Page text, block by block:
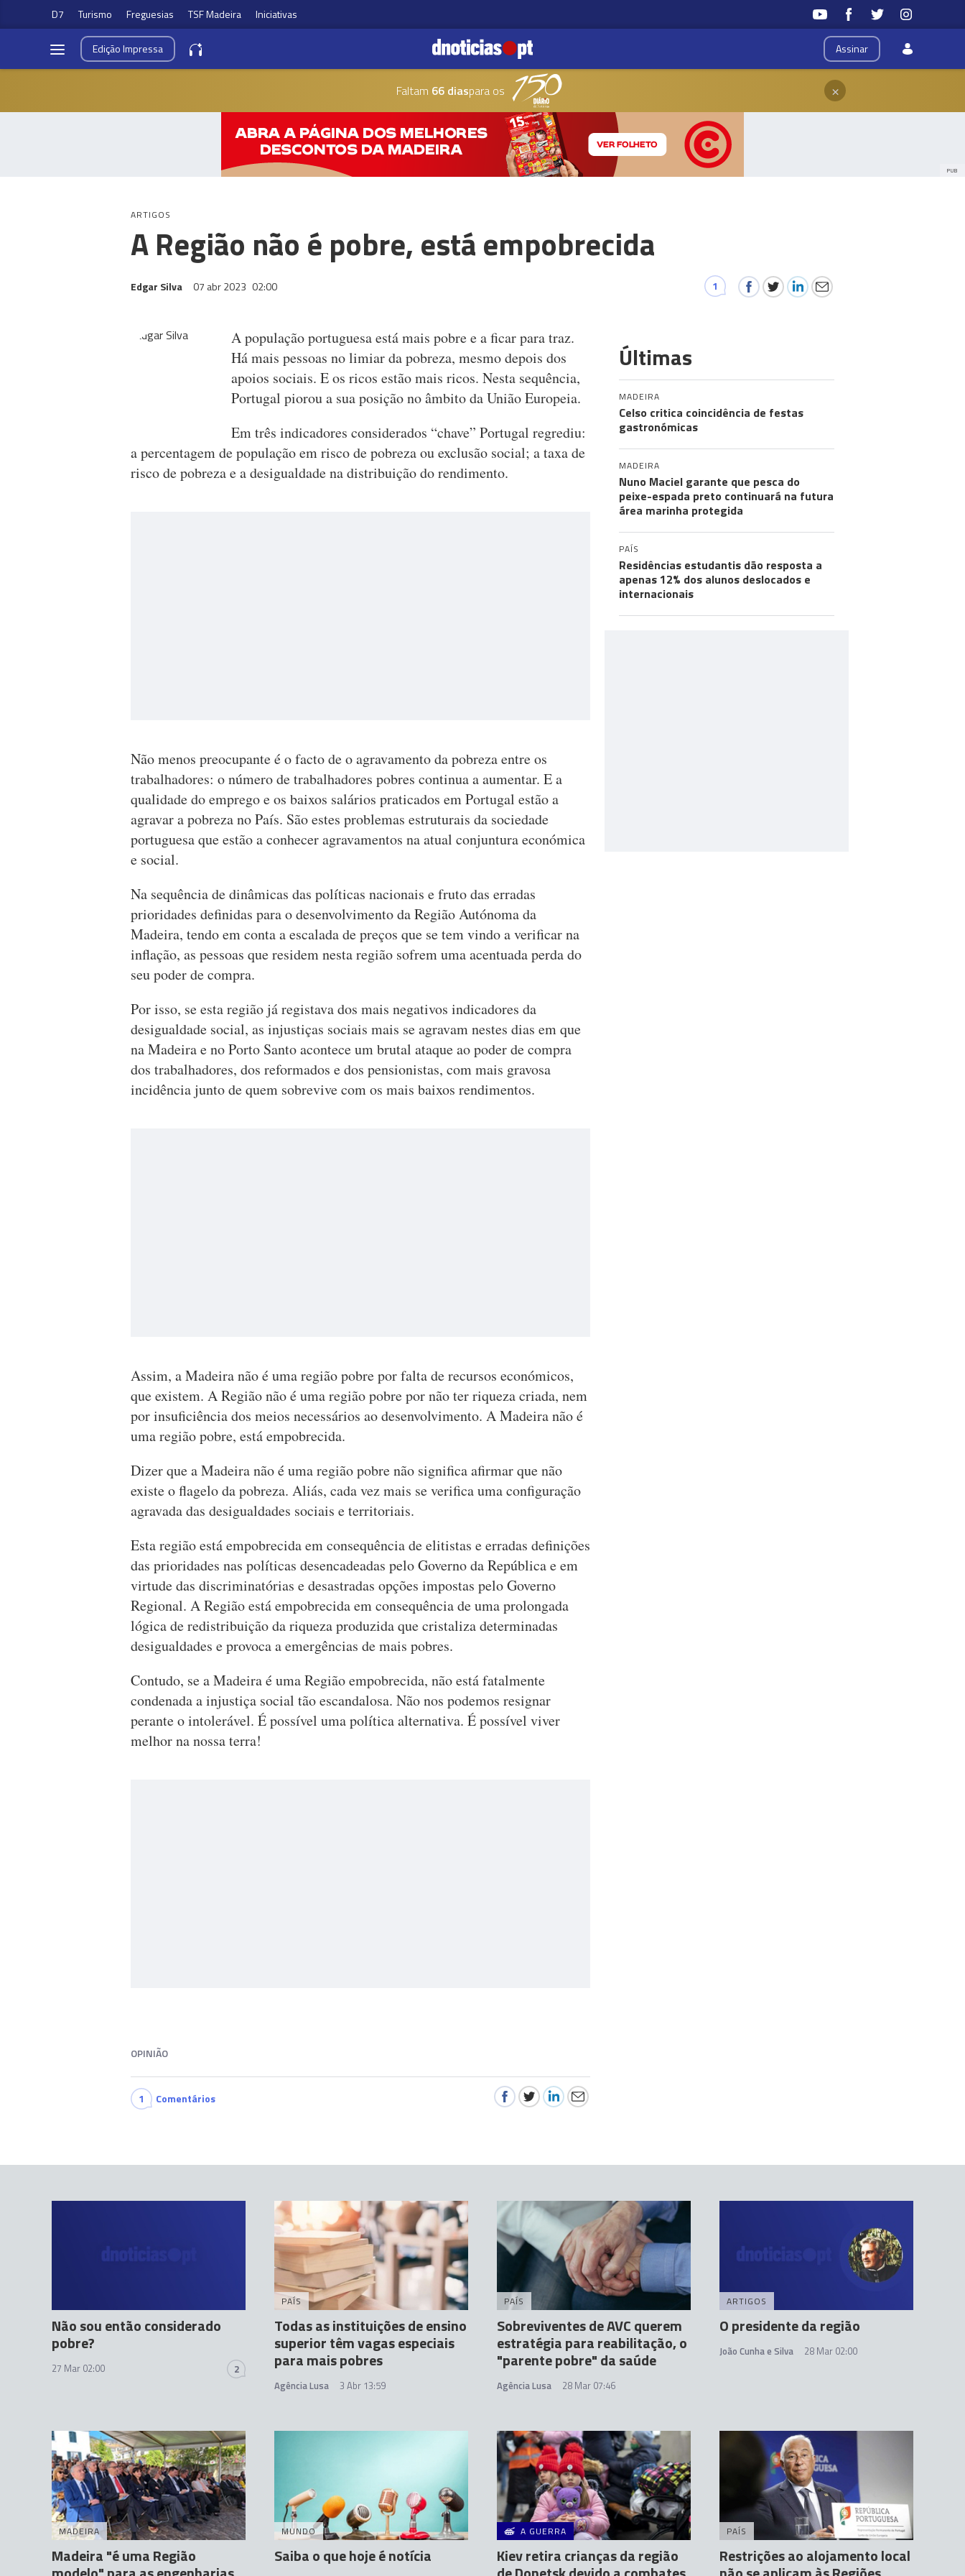
D7 Turismo Freguesias TSF Madeira Iniciativas
Assinar
EdiçãoImpressa
Faltam 66 diaspara os ×
PUB
ARTIGOS
A Região não é pobre, está empobrecida
Edgar Silva 07 abr 2023 02:00 1
A população portuguesa está mais pobre e a ficar para traz.
Há mais pessoas no limiar da pobreza, mesmo depois dos
apoios sociais. E os ricos estão mais ricos. Nesta sequência,
Portugal piorou a sua posição no âmbito da União Europeia.
Em três indicadores considerados “chave” Portugal regrediu:
a percentagem de população em risco de pobreza ou exclusão social; a taxa de
risco de pobreza e a desigualdade na distribuição do rendimento.
Não menos preocupante é o facto de o agravamento da pobreza entre os
trabalhadores: o número de trabalhadores pobres continua a aumentar. E a
qualidade do emprego e os baixos salários praticados em Portugal estão a
agravar a pobreza no País. São estes problemas estruturais da sociedade
portuguesa que estão a conhecer agravamentos na atual conjuntura económica
e social.
Na sequência de dinâmicas das políticas nacionais e fruto das erradas
prioridades definidas para o desenvolvimento da Região Autónoma da
Madeira, tendo em conta a escalada de preços que se tem vindo a verificar na
inflação, as pessoas que residem nesta região sofrem uma acentuada perda do
seu poder de compra.
Por isso, se esta região já registava dos mais negativos indicadores da
desigualdade social, as injustiças sociais mais se agravam nestes dias em que
na Madeira e no Porto Santo acontece um brutal ataque ao poder de compra
dos trabalhadores, dos reformados e dos pensionistas, com mais gravosa
incidência junto de quem sobrevive com os mais baixos rendimentos.
Assim, a Madeira não é uma região pobre por falta de recursos económicos,
que existem. A Região não é uma região pobre por não ter riqueza criada, nem
por insuficiência dos meios necessários ao desenvolvimento. A Madeira não é
uma região pobre, está empobrecida.
Dizer que a Madeira não é uma região pobre não significa afirmar que não
existe o flagelo da pobreza. Aliás, cada vez mais se verifica uma configuração
agravada das desigualdades sociais e territoriais.
Esta região está empobrecida em consequência de elitistas e erradas definições
das prioridades nas políticas desencadeadas pelo Governo da República e em
virtude das discriminatórias e desastradas opções impostas pelo Governo
Regional. A Região está empobrecida em consequência de uma prolongada
lógica de redistribuição da riqueza produzida que cristaliza determinadas
desigualdades e provoca a emergências de mais pobres.
Contudo, se a Madeira é uma Região empobrecida, não está fatalmente
condenada a injustiça social tão escandalosa. Não nos podemos resignar
perante o intolerável. É possível uma política alternativa. É possível viver
melhor na nossa terra!
OPINIÃO
1 Comentários
Últimas
MADEIRA
Celso critica coincidência de festas
gastronómicas
MADEIRA
Nuno Maciel garante que pesca do
peixe-espada preto continuará na futura
área marinha protegida
PAÍS
Residências estudantis dão resposta a
apenas 12% dos alunos deslocados e
internacionais
Não sou então considerado
pobre?
27 Mar 02:00 2
PAÍS
Todas as instituições de ensino
superior têm vagas especiais
para mais pobres
Agência Lusa 3 Abr 13:59
PAÍS
Sobreviventes de AVC querem
estratégia para reabilitação, o
"parente pobre" da saúde
Agência Lusa 28 Mar 07:46
ARTIGOS
O presidente da região
João Cunha e Silva 28 Mar 02:00
MADEIRA
Madeira "é uma Região
MUNDO
Saiba o que hoje é notícia
A GUERRA
Kiev retira crianças da região
PAÍS
Restrições ao alojamento local